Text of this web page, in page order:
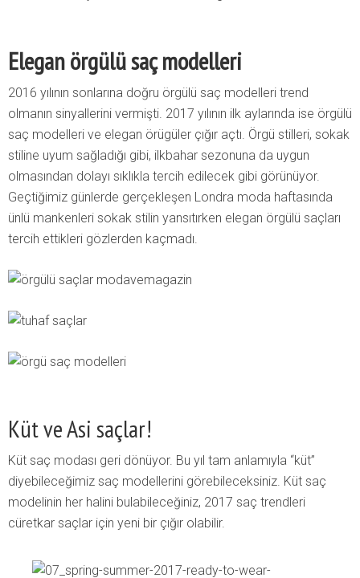
Elegan örgülü saç modelleri
2016 yılının sonlarına doğru örgülü saç modelleri trend
olmanın sinyallerini vermişti. 2017 yılının ilk aylarında ise örgülü
saç modelleri ve elegan örügüler çığır açtı. Örgü stilleri, sokak
stiline uyum sağladığı gibi, ilkbahar sezonuna da uygun
olmasından dolayı sıklıkla tercih edilecek gibi görünüyor.
Geçtiğimiz günlerde gerçekleşen Londra moda haftasında
ünlü mankenleri sokak stilin yansıtırken elegan örgülü saçları
tercih ettikleri gözlerden kaçmadı.
Küt ve Asi saçlar!
Küt saç modası geri dönüyor. Bu yıl tam anlamıyla “küt”
diyebileceğimiz saç modellerini görebileceksiniz. Küt saç
modelinin her halini bulabileceğiniz, 2017 saç trendleri
cüretkar saçlar için yeni bir çığır olabilir.